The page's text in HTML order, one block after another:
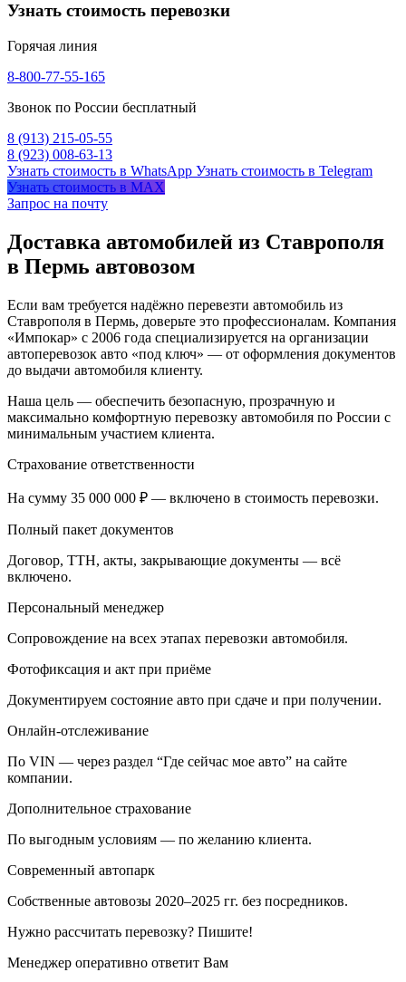
Узнать стоимость перевозки
Горячая линия
8-800-77-55-165
Звонок по России бесплатный
8 (913) 215-05-55
8 (923) 008-63-13
Узнать стоимость в WhatsApp Узнать стоимость в Telegram
Узнать стоимость в MAX
Запрос на почту
Доставка автомобилей из Ставрополя
в Пермь автовозом
Если вам требуется надёжно перевезти автомобиль из
Ставрополя в Пермь, доверьте это профессионалам. Компания
«Импокар» с 2006 года специализируется на организации
автоперевозок авто «под ключ» — от оформления документов
до выдачи автомобиля клиенту.
Наша цель — обеспечить безопасную, прозрачную и
максимально комфортную перевозку автомобиля по России с
минимальным участием клиента.
Страхование ответственности
На сумму 35 000 000 ₽ — включено в стоимость перевозки.
Полный пакет документов
Договор, ТТН, акты, закрывающие документы — всё
включено.
Персональный менеджер
Сопровождение на всех этапах перевозки автомобиля.
Фотофиксация и акт при приёме
Документируем состояние авто при сдаче и при получении.
Онлайн-отслеживание
По VIN — через раздел “Где сейчас мое авто” на сайте
компании.
Дополнительное страхование
По выгодным условиям — по желанию клиента.
Современный автопарк
Собственные автовозы 2020–2025 гг. без посредников.
Нужно рассчитать перевозку? Пишите!
Менеджер оперативно ответит Вам